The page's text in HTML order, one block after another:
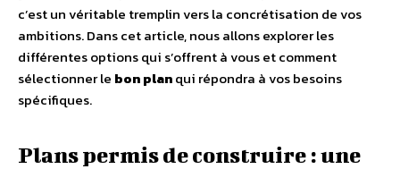
c’est un véritable tremplin vers la concrétisation de vos
ambitions. Dans cet article, nous allons explorer les
différentes options qui s’offrent à vous et comment
sélectionner le bon planqui répondra à vos besoins
spécifiques.
Plans permis de construire : une